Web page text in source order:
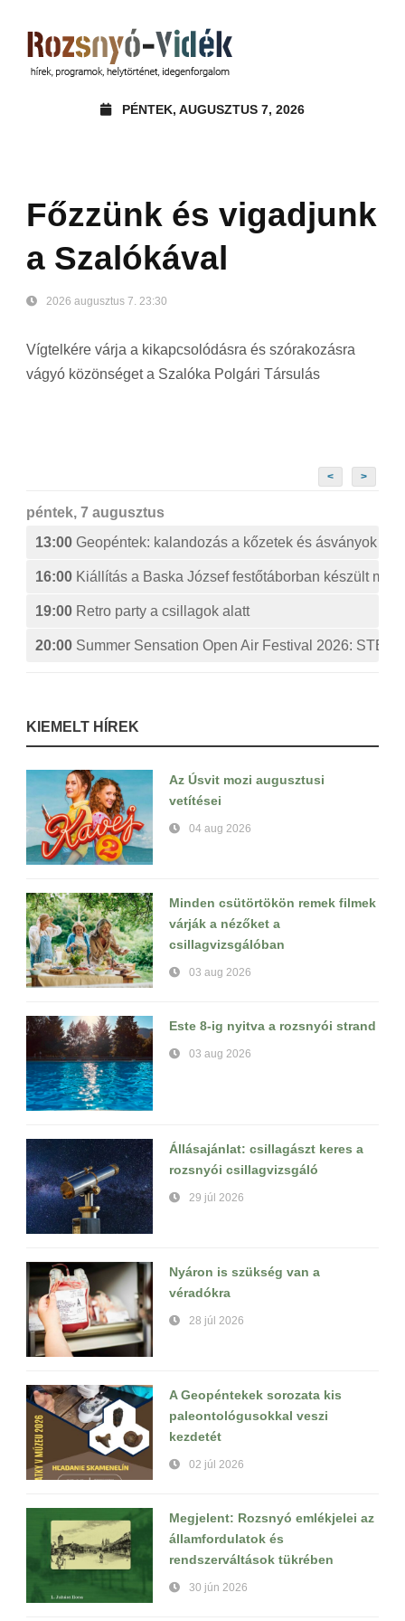
PÉNTEK, AUGUSZTUS 7, 2026
Főzzünk és vigadjunk
a Szalókával
2026 augusztus 7. 23:30
Vígtelkére várja a kikapcsolódásra és szórakozásra
vágyó közönséget a Szalóka Polgári Társulás
< >
péntek, 7 augusztus
13:00 Geopéntek: kalandozás a kőzetek és ásványok
16:00 Kiállítás a Baska József festőtáborban készült
19:00 Retro party a csillagok alatt
20:00 Summer Sensation Open Air Festival 2026:
KIEMELT HÍREK
Az Úsvit mozi augusztusi
vetítései
04 aug 2026
Minden csütörtökön remek filmek
várják a nézőket a
csillagvizsgálóban
03 aug 2026
Este 8-ig nyitva a rozsnyói strand
03 aug 2026
Állásajánlat: csillagászt keres a
rozsnyói csillagvizsgáló
29 júl 2026
Nyáron is szükség van a
véradókra
28 júl 2026
A Geopéntekek sorozata kis
paleontológusokkal veszi
kezdetét
02 júl 2026
Megjelent: Rozsnyó emlékjelei az
államfordulatok és
rendszerváltások tükrében
30 jún 2026